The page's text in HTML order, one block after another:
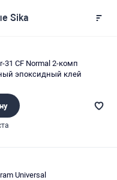
Sika
31 CF Normal 2-комп
эпоксидный клей
Universal